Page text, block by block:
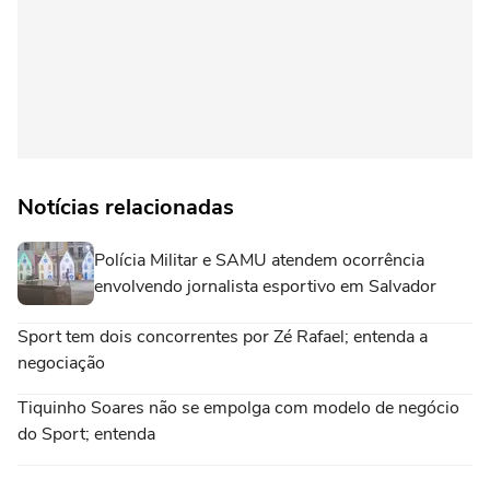
Notícias relacionadas
Polícia Militar e SAMU atendem ocorrência
envolvendo jornalista esportivo em Salvador
Sport tem dois concorrentes por Zé Rafael; entenda a
negociação
Tiquinho Soares não se empolga com modelo de negócio
do Sport; entenda